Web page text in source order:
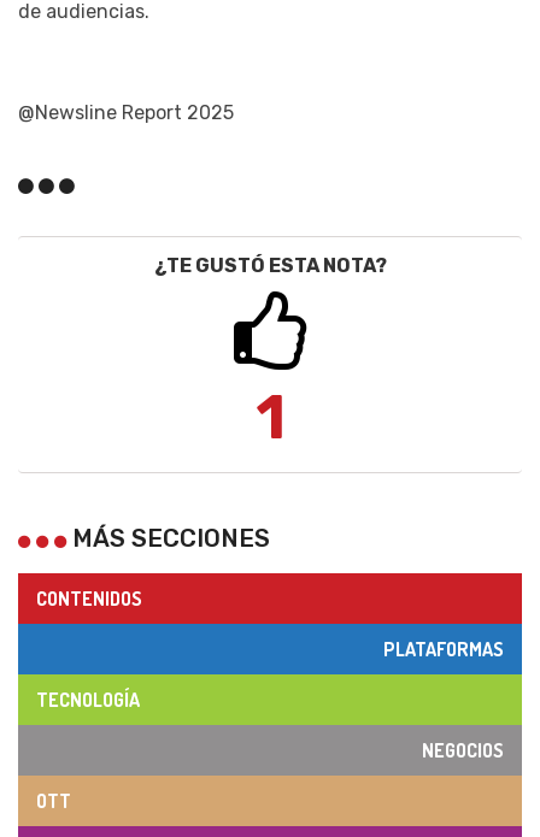
de audiencias.
@Newsline Report 2025
¿TE GUSTÓ ESTA NOTA?
1
MÁS SECCIONES
CONTENIDOS
PLATAFORMAS
TECNOLOGÍA
NEGOCIOS
OTT